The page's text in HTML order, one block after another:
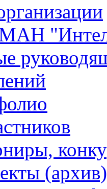
(архив)